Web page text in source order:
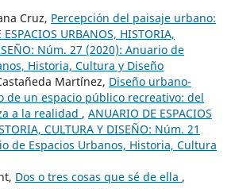
Cruz, Percepción del paisaje urbano:
URBANOS, HISTORIA,
Núm. 27 (2020): Anuario de
Historia, Cultura y Diseño
Martínez, Diseño urbano-
de un espacio público recreativo: del
a la realidad , ANUARIO DE ESPACIOS
CULTURA Y DISEÑO: Núm. 21
de Espacios Urbanos, Historia, Cultura
Dos o tres cosas que sé de ella ,